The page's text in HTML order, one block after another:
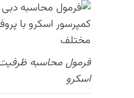
فرمول محاسبه
اسکرو